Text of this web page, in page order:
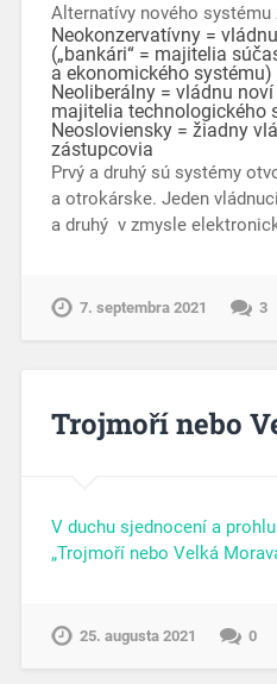
Alternatívy nového systému
Neokonzervatívny =
(„bankári“ = majitelia
a ekonomického systému)
Neoliberálny = vládnu noví
majitelia technologického
Neosloviensky = žiadny
zástupcovia
Prvý a druhý sú systémy
a otrokárske. Jeden
a druhý v zmysle
7. septembra 2021 3
Trojmoří nebo
V duchu sjednocení a
„Trojmoří nebo Velká
25. augusta 2021 0